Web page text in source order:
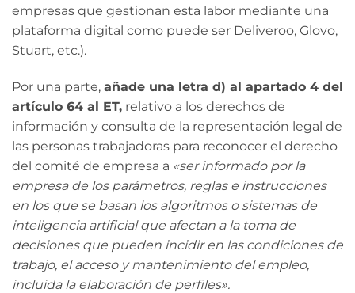
empresas que gestionan esta labor mediante una
plataforma digital como puede ser Deliveroo, Glovo,
Stuart, etc.).
Por una parte, añade una letra d) al apartado 4 del
artículo 64 al ET, relativo a los derechos de
información y consulta de la representación legal de
las personas trabajadoras para reconocer el derecho
del comité de empresa a «ser informado por la
empresa de los parámetros, reglas e instrucciones
en los que se basan los algoritmos o sistemas de
inteligencia artificial que afectan a la toma de
decisiones que pueden incidir en las condiciones de
trabajo, el acceso y mantenimiento del empleo,
incluida la elaboración de perfiles».